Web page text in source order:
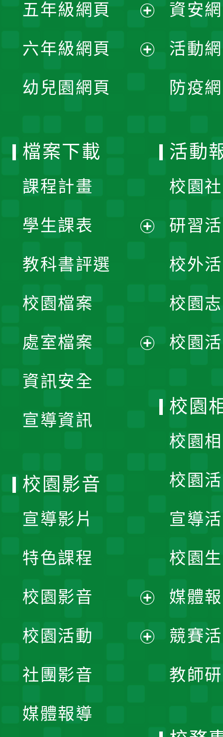
選
單
開
選
五年級網頁
開
六年級網頁
幼兒園網頁
資安
活動
防疫
檔案下載
課程計畫
學生課表
單
教科書評選
校園檔案
處室檔案
資訊安全
宣導資訊
活動
校園
研習
校外
校園
校園
校園
校園
校園
宣導
校園
媒體
競賽
教師
校園影音
宣導影片
特色課程
校園影音
開
校園活動
社團影音
媒體報導